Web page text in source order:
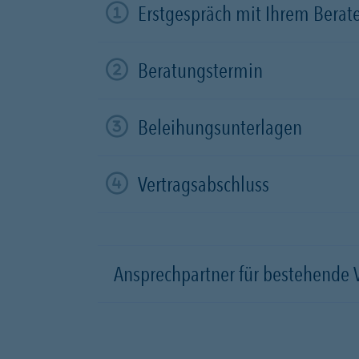
Erstgespräch mit Ihrem
Beratungstermin
Beleihungsunterlagen
Vertragsabschluss
Ansprechpartner für bestehende